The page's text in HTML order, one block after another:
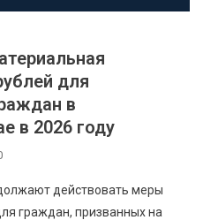
для
в
в 2026 году
действовать меры
граждан, призванных на